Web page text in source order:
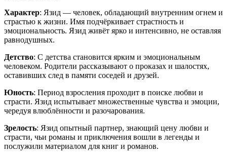
Характер: Язид — человек, обладающий внутренним огнем и
страстью к жизни. Имя подчёркивает страстность и
эмоциональность. Язид живёт ярко и интенсивно, не оставляя
равнодушных.
Детство: С детства становится ярким и эмоциональным
человеком. Родители рассказывают о проказах и шалостях,
оставивших след в памяти соседей и друзей.
Юность: Период взросления проходит в поиске любви и
страсти. Язид испытывает множественные чувства и эмоции,
чередуя влюблённости и разочарования.
Зрелость: Язид опытный партнер, знающий цену любви и
страсти, чьи романы и приключения вошли в легенды и
послужили материалом для книг и романов.